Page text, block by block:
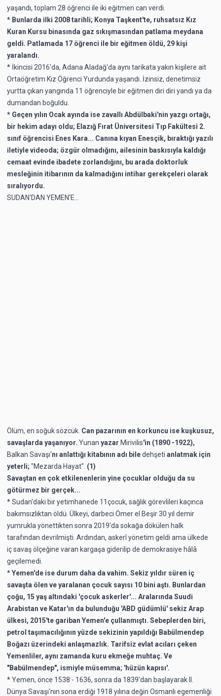
yaşandı, toplam 28 öğrenci ile iki eğitmen can verdi.
* Bunlarda ilki 2008 tarihli; Konya Taşkent'te, ruhsatsız Kız
Kuran Kursu binasında gaz sıkışmasından patlama meydana
geldi. Patlamada 17 öğrenci ile bir eğitmen öldü, 29 kişi
yaralandı.
* İkincisi 2016'da, Adana Aladağ'da aynı tarikata yakın kişilere ait
Ortaöğretim Kız Öğrenci Yurdunda yaşandı. İzinsiz, denetimsiz
yurtta çıkan yangında 11 öğrenciyle bir eğitmen diri diri yandı ya da
dumandan boğuldu.
* Geçen yılın Ocak ayında ise zavallı Abdülbaki'nin yazgı ortağı,
bir hekim adayı oldu; Elazığ Fırat Üniversitesi Tıp Fakültesi 2.
sınıf öğrencisi Enes Kara... Canına kıyan Enesçik, bıraktığı yazılı
iletiyle videoda; özgür olmadığını, ailesinin baskısıyla kaldığı
cemaat evinde ibadete zorlandığını, bu arada doktorluk
mesleğinin itibarının da kalmadığını intihar gerekçeleri olarak
sıralıyordu.
SUDAN'DAN YEMEN'E...
Ölüm, en soğuk sözcük. Can pazarının en korkuncu ise kuşkusuz,
savaşlarda yaşanıyor. Yunan yazar Mirivilis'in (1890 -1922),
Balkan Savaşı'nı anlattığı kitabının adı biledehşeti anlatmak için
yeterli; "Mezarda Hayat". (1)
Savaştan en çok etkilenenlerin yine çocuklar olduğu da su
götürmez bir gerçek...
* Sudan'daki bir yetimhanede 11çocuk, sağlık görevlileri kaçınca
bakımsızlıktan öldü. Ülkeyi, darbeci Ömer el Beşir 30 yıl demir
yumrukla yönettikten sonra 2019'da sokağa dökülen halk
tarafından devrilmişti. Ardından, askerî yönetim geldi ama ülkede
iç savaş ölçeğine varan kargaşa giderilip de demokrasiye hâlâ
geçilemedi.
*Yemen'de ise durum daha da vahim. Sekiz yıldır süren iç
savaşta ölen ve yaralanan çocuk sayısı 10 bini aştı. Bunlardan
çoğu, 15 yaş altındaki 'çocuk askerler'... Aralarında Suudi
Arabistan ve Katar'ın da bulunduğu 'ABD güdümlü' sekiz Arap
ülkesi, 2015'te gariban Yemen'e çullanmıştı. Sebeplerden biri,
petrol taşımacılığının yüzde sekizinin yapıldığı Babülmendep
Boğazı üzerindeki anlaşmazlık. Tarifsiz evlat acıları çeken
Yemenliler, aynı zamanda kuru ekmeğe muhtaç. Ve
"Babülmendep", ismiyle müsemma; 'hüzün kapısı'.
* Yemen, önce 1538 - 1636, sonra da 1839'dan başlayarak II.
Dünya Savaşı'nın sona erdiği 1918 yılına değin Osmanlı egemenliği